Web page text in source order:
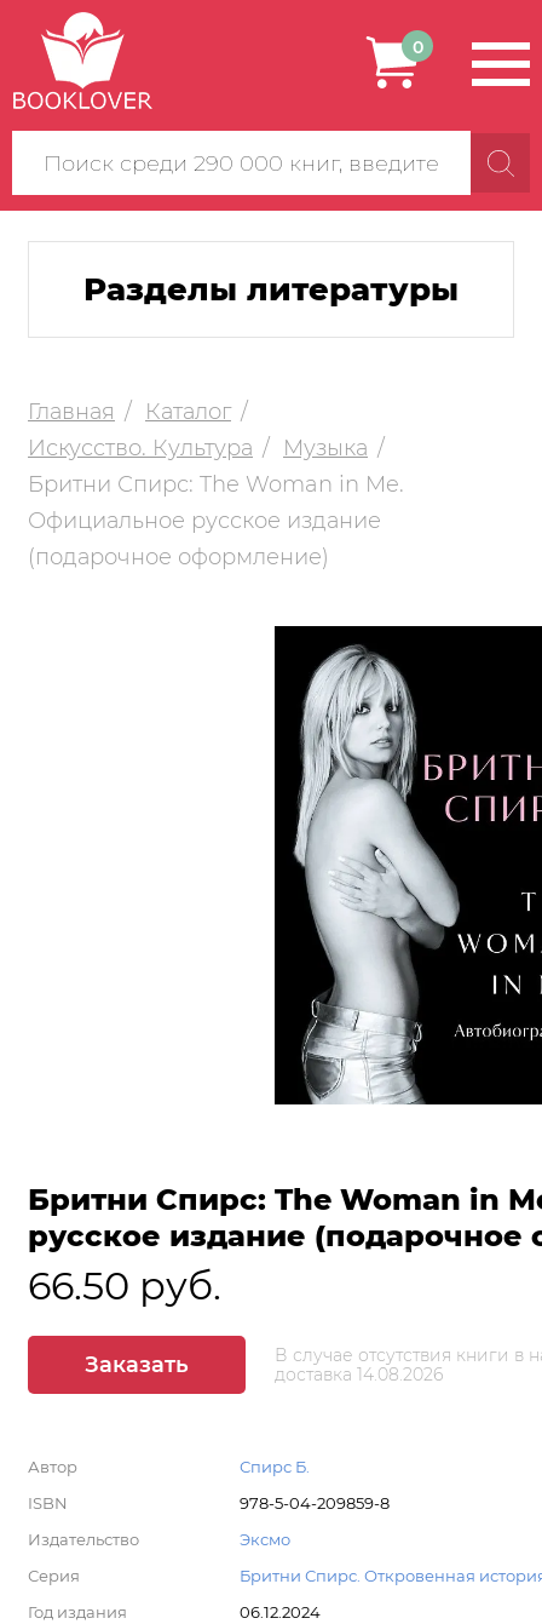
Поиск
по
сайту
0
Разделы литературы
Главная
Каталог
Искусство. Культура
Музыка
Бритни Спирс: The Woman in Me.
Официальное русское издание
(подарочное оформление)
Бритни Спирс: The Woman in
русское издание
66.50 руб.
Заказать
В случае отсутствия книги в
доставка 14.08.2026
Автор
Спирс Б.
ISBN
978-5-04-209859-8
Издательство
Эксмо
Серия
Бритни Спирс. Откровенная
Год издания
06.12.2024